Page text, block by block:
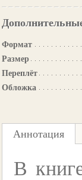
Формат
Размер
Переплёт
Обложка
Аннотация
В